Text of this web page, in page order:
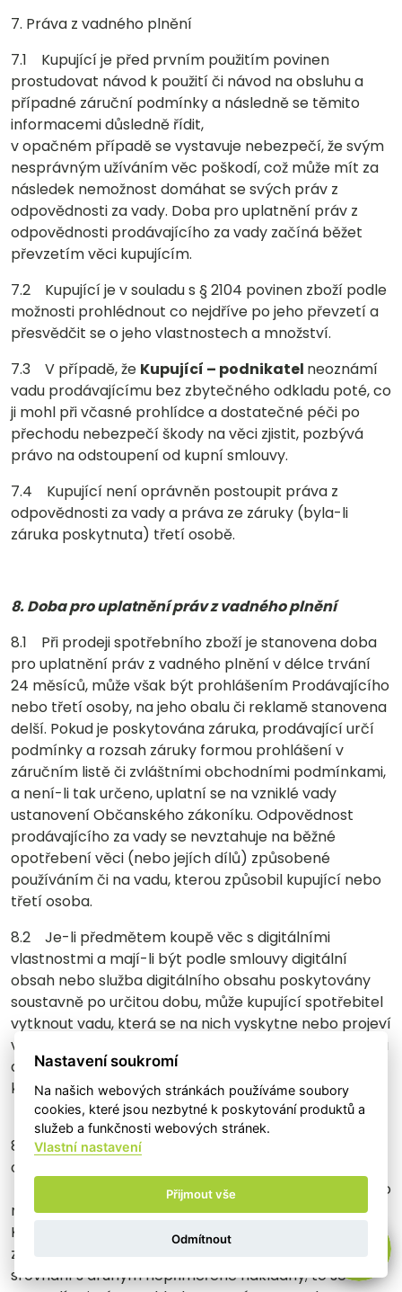
7. Práva z vadného plnění
7.1 Kupující je před prvním použitím povinen
prostudovat návod k použití či návod na obsluhu a
případné záruční podmínky a následně se těmito
informacemi důsledně řídit,
v opačném případě se vystavuje nebezpečí, že svým
nesprávným užíváním věc poškodí, což může mít za
následek nemožnost domáhat se svých práv z
odpovědnosti za vady. Doba pro uplatnění práv z
odpovědnosti prodávajícího za vady začíná běžet
převzetím věci kupujícím.
7.2 Kupující je v souladu s § 2104 povinen zboží podle
možnosti prohlédnout co nejdříve po jeho převzetí a
přesvědčit se o jeho vlastnostech a množství.
7.3 V případě, že Kupující – podnikatel neoznámí
vadu prodávajícímu bez zbytečného odkladu poté, co
ji mohl při včasné prohlídce a dostatečné péči po
přechodu nebezpečí škody na věci zjistit, pozbývá
právo na odstoupení od kupní smlouvy.
7.4 Kupující není oprávněn postoupit práva z
odpovědnosti za vady a práva ze záruky (byla-li
záruka poskytnuta) třetí osobě.
8. Doba pro uplatnění práv z vadného plnění
8.1 Při prodeji spotřebního zboží je stanovena doba
pro uplatnění práv z vadného plnění v délce trvání
24 měsíců, může však být prohlášením Prodávajícího
nebo třetí osoby, na jeho obalu či reklamě stanovena
delší. Pokud je poskytována záruka, prodávající určí
podmínky a rozsah záruky formou prohlášení v
záručním listě či zvláštními obchodními podmínkami,
a není-li tak určeno, uplatní se na vzniklé vady
ustanovení Občanského zákoníku. Odpovědnost
prodávajícího za vady se nevztahuje na běžné
opotřebení věci (nebo jejích dílů) způsobené
používáním či na vadu, kterou způsobil kupující nebo
třetí osoba.
8.2 Je-li předmětem koupě věc s digitálními
vlastnostmi a mají-li být podle smlouvy digitální
obsah nebo služba digitálního obsahu poskytovány
soustavně po určitou dobu, může kupující spotřebitel
vytknout vadu, která se na nich vyskytne nebo projeví
v době dvou let od převzetí. Má-li být plněno po dobu
delší dvou let, má kupující spotřebitel právo z vady,
která se vyskytne nebo projeví v této době.
8.3 Kupující – spotřebitel má při uplatnění práv z
odpovědnosti z vadného plnění tato práva:
8.3.1 právo na bezplatnou opravu zboží nebo právo
na dodání nového zboží nebo výměnu jeho součásti.
Kupující –spotřebitel smí uplatnit pouze takový
způsob odstranění vady, který není nemožný nebo ve
srovnání s druhým nepřiměřeně nákladný; to se
Nastavení soukromí
Na našich webových stránkách používáme soubory
cookies, které jsou nezbytné k poskytování produktů a
služeb a funkčnosti webových stránek.
Vlastní nastavení
Přijmout vše
Odmítnout